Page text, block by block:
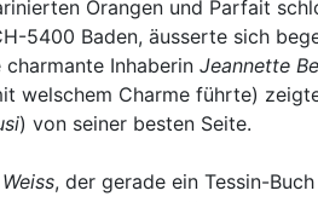
Orangen und Parfait
5400 Baden, äusserte sich
Inhaberin Jeannette
welschem Charme führte)
) von seiner besten Seite.
, der gerade ein Tessin-